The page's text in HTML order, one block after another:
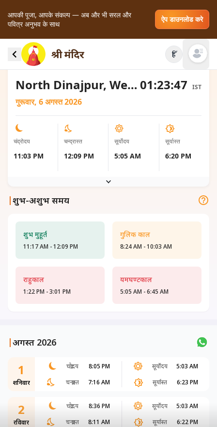
आपकी पूजा, आपके संकल्प — अब और भी सरल और
पवित्र अनुभव के साथ
ऐप डाउनलोड करे
हिं Open
North Dinajpur, India के लिए चंद्रोदय और चंद्रास्त के
स्थानीय समय
North Dinajpur, West Bengal, India 01:23:48 IST
गुरूवार, 6 अगस्त 2026
चंद्रोदय
11:03 PM
चन्द्रास्त
12:09 PM
सूर्योदय
5:05 AM
सूर्यास्त
6:20 PM
|शुभ-अशुभ समय
शुभ मुहूर्त
11:17 AM - 12:09 PM
गुलिक काल
8:24 AM - 10:03 AM
राहुकाल
1:22 PM - 3:01 PM
यमघण्टकाल
5:05 AM - 6:45 AM
|अगस्त 2026
1
शनिवार
चंद्रोदय 8:05 PM सूर्योदय
5:03 AM
चन्द्रास्त
7:16 AM सूर्यास्त 6:23 PM
2
रविवार
चंद्रोदय 8:36 PM सूर्योदय
5:03 AM
चन्द्रास्त
8:11 AM सूर्यास्त 6:22 PM